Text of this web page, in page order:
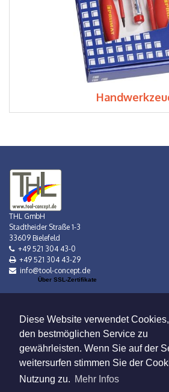
Diese Website verwendet
den bestmöglichen Service zu
gewährleisten. Wenn Sie auf der
weitersurfen stimmen Sie der
Nutzung zu. Mehr Infos
THL GmbH
Stadtheider Straße 1-3
33609 Bielefeld
+49 521 304 43-0
+49 521 304 43-29
info@tool-concept.de
Über SSL-Zertifikate